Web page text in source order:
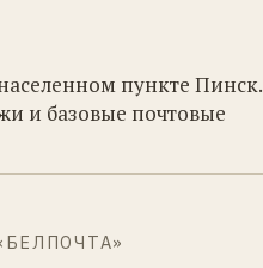
пункте Пинск.
и базовые почтовые